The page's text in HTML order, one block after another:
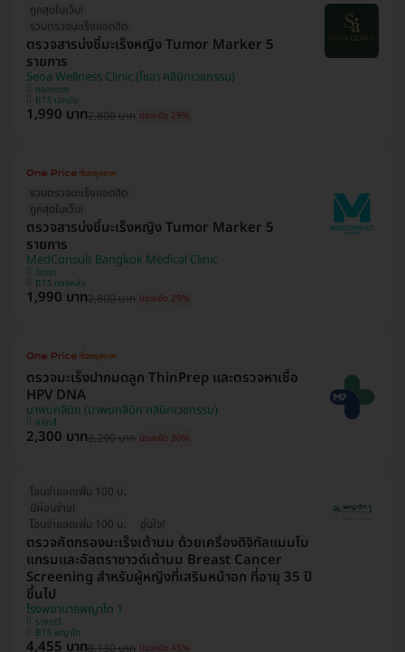
ถูกสุดในเว็บ!
รวมตรวจมะเร็งยอดฮิต
ตรวจสารบ่งชี้มะเร็งหญิง Tumor Marker 5
รายการ
Seoa Wellness Clinic (โซอา คลินิกเวชกรรม)
คลองเตย
BTS เอกมัย
1,990 บาท2,800 บาท ประหยัด 29%
รวมตรวจมะเร็งยอดฮิต
ถูกสุดในเว็บ!
ตรวจสารบ่งชี้มะเร็งหญิง Tumor Marker 5
รายการ
MedConsult Bangkok Medical Clinic
วัฒนา
BTS ทองหล่อ
1,990 บาท2,800 บาท ประหยัด 29%
ตรวจมะเร็งปากมดลูก ThinPrep และตรวจหาเชื้อ
HPV DNA
มาพบคลินิก (มาพบคลินิก คลินิกเวชกรรม)
หลักสี่
2,300 บาท3,290 บาท ประหยัด 30%
โอนจ่ายลดเพิ่ม 100 บ.
มีผ่อนจ่าย!
โอนจ่ายลดเพิ่ม 100 บ.
อุ่นใจ!
ตรวจคัดกรองมะเร็งเต้านม ด้วยเครื่องดิจิทัลแมมโม
แกรมและอัลตราซาวด์เต้านม Breast Cancer
Screening สำหรับผู้หญิงที่เสริมหน้าอก ที่อายุ 35 ปี
ขึ้นไป
โรงพยาบาลพญาไท 1
ราชเทวี
BTS พญาไท
4,455 บาท8,130 บาท ประหยัด 45%